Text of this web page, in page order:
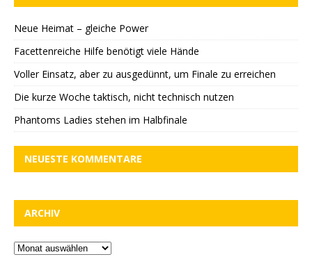
Neue Heimat – gleiche Power
Facettenreiche Hilfe benötigt viele Hände
Voller Einsatz, aber zu ausgedünnt, um Finale zu erreichen
Die kurze Woche taktisch, nicht technisch nutzen
Phantoms Ladies stehen im Halbfinale
NEUESTE KOMMENTARE
ARCHIV